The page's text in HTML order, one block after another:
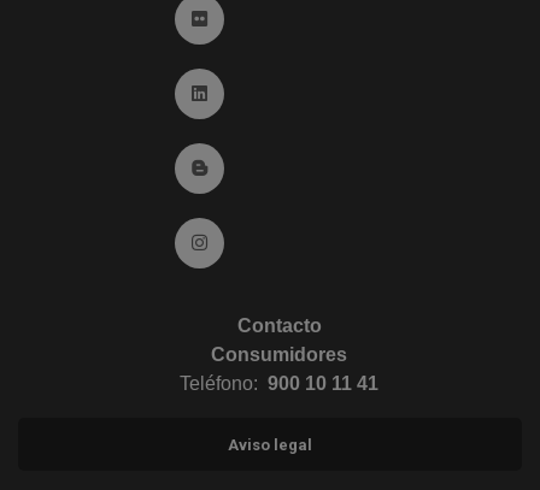
Ir a Flickr (abre en ventana nueva)
Ir a Linkedin (abre en ventana nueva)
Ir al Blog (abre en ventana nueva)
Ir a Instagram (abre en ventana nueva)
Contacto
Consumidores
Teléfono: 900 10 11 41
Aviso legal